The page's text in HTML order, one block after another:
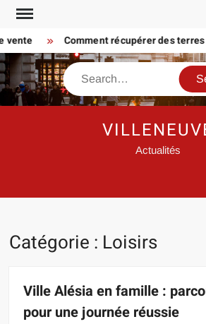
Skip
content
Comment récupérer des terres
Search
Actualités
Catégorie : Loisirs
Ville Alésia en famille :
pour une journée réussie